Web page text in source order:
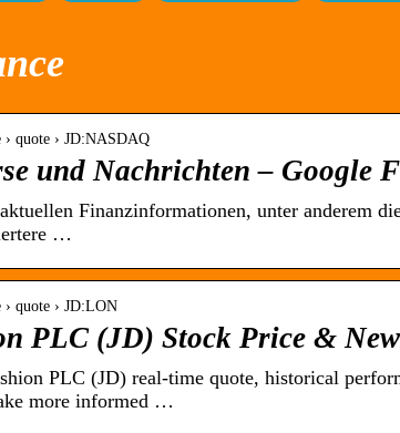
quote › JD:NASDAQ
und Nachrichten – Google
Finanzinformationen, unter anderem
…
quote › JD:LON
PLC (JD) Stock Price &
PLC (JD) real-time quote, historical
more informed …